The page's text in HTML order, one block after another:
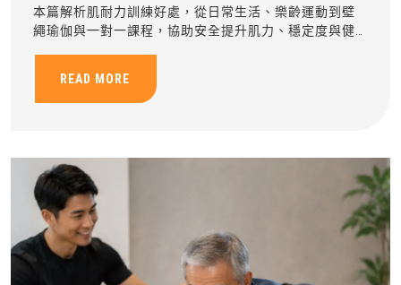
本篇解析肌耐力訓練好處，從日常生活、樂齡運動到壁
繩瑜伽與一對一課程，協助安全提升肌力、穩定度與健
READ MORE